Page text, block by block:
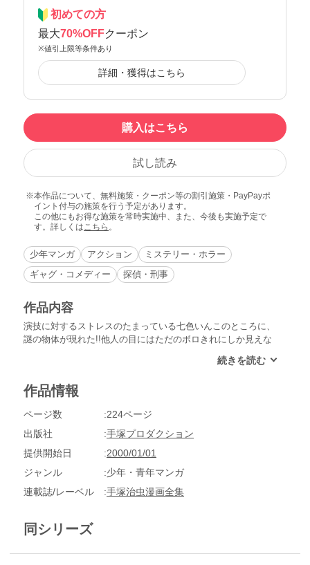
初めての方
最大70%OFFクーポン
※値引上限等条件あり
詳細・獲得はこちら
購入はこちら
試し読み
本作品について、無料施策・クーポン等の割引施策・PayPayポ
イント付与の施策を行う予定があります。
この他にもお得な施策を常時実施中、また、今後も実施予定で
す。詳しくはこちら 。
少年マンガ アクション
ミステリー・ホラー
ギャグ・コメディー
探偵・刑事
作品内容
演技に対するストレスのたまっている七色いんこのところに、
謎の物体が現れた!!他人の目にはただのボロきれにしか見えな
作品情報
ページ数
224ページ
出版社
手塚プロダクション
提供開始日
2000/01/01
ジャンル
少年・青年マンガ
連載誌/レーベル
手塚治虫漫画全集
同シリーズ